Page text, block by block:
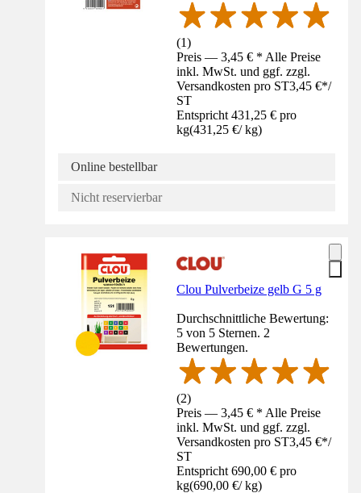
(1)
Preis — 3,45 € * Alle Preise
inkl. MwSt. und ggf. zzgl.
Versandkosten pro ST3,45 €*/
ST
Entspricht 431,25 € pro
kg(431,25 €/ kg)
Online bestellbar
Nicht reservierbar
Clou Pulverbeize gelb G 5 g
Durchschnittliche Bewertung:
5 von 5 Sternen. 2
Bewertungen.
(2)
Preis — 3,45 € * Alle Preise
inkl. MwSt. und ggf. zzgl.
Versandkosten pro ST3,45 €*/
ST
Entspricht 690,00 € pro
kg(690,00 €/ kg)